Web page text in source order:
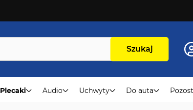
Szukaj
Plecaki Audio Uchwyty Do auta